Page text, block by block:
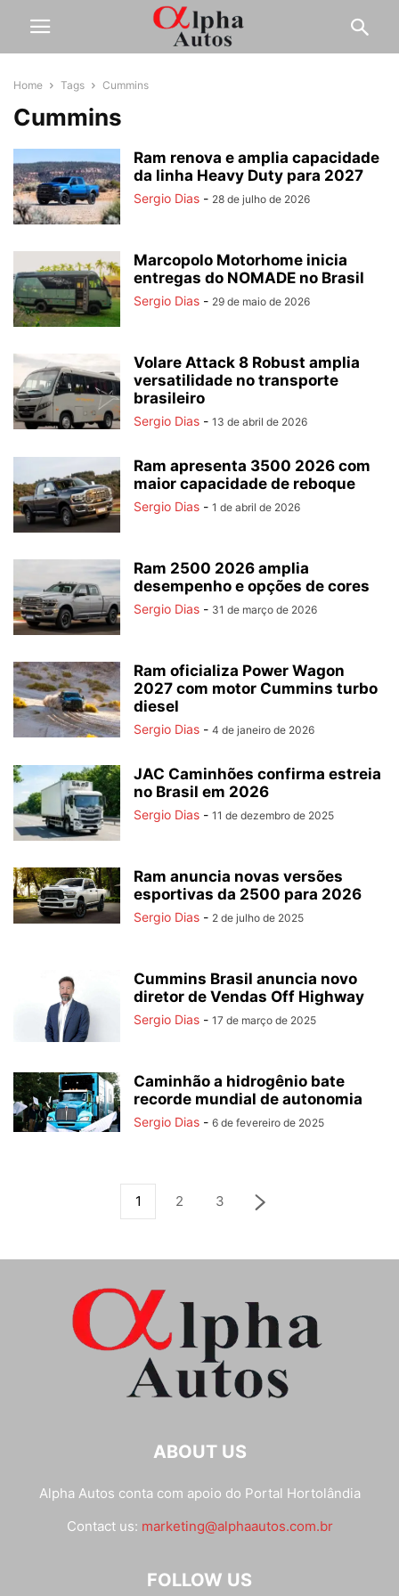
Home Tags Cummins
Cummins
Ram renova e amplia capacidade
da linha Heavy Duty para 2027
Sergio Dias - 28 de julho de 2026
Marcopolo Motorhome inicia
entregas do NOMADE no Brasil
Sergio Dias - 29 de maio de 2026
Volare Attack 8 Robust amplia
versatilidade no transporte
brasileiro
Sergio Dias - 13 de abril de 2026
Ram apresenta 3500 2026 com
maior capacidade de reboque
Sergio Dias - 1 de abril de 2026
Ram 2500 2026 amplia
desempenho e opções de cores
Sergio Dias - 31 de março de 2026
Ram oficializa Power Wagon
2027 com motor Cummins turbo
diesel
Sergio Dias - 4 de janeiro de 2026
JAC Caminhões confirma estreia
no Brasil em 2026
Sergio Dias - 11 de dezembro de 2025
Ram anuncia novas versões
esportivas da 2500 para 2026
Sergio Dias - 2 de julho de 2025
Cummins Brasil anuncia novo
diretor de Vendas Off Highway
Sergio Dias - 17 de março de 2025
Caminhão a hidrogênio bate
recorde mundial de autonomia
Sergio Dias - 6 de fevereiro de 2025
1 2 3
ABOUT US
Alpha Autos conta com apoio do Portal Hortolândia
Contact us: marketing@alphaautos.com.br
FOLLOW US